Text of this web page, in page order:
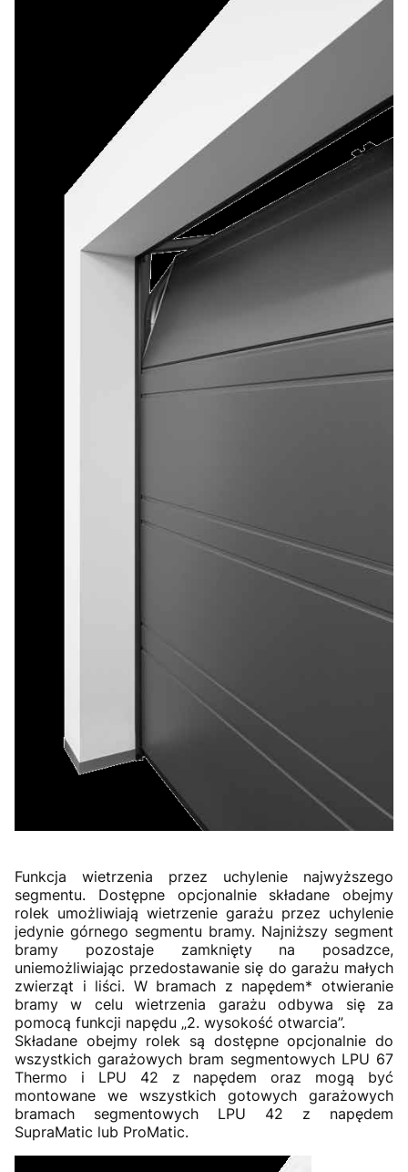
Funkcja wietrzenia przez uchylenie najwyższego
segmentu. Dostępne opcjonalnie składane obejmy
rolek umożliwiają wietrzenie garażu przez uchylenie
jedynie górnego segmentu bramy. Najniższy segment
bramy pozostaje zamknięty na posadzce,
uniemożliwiając przedostawanie się do garażu małych
zwierząt i liści. W bramach z napędem* otwieranie
bramy w celu wietrzenia garażu odbywa się za
pomocą funkcji napędu „2. wysokość otwarcia”.
Składane obejmy rolek są dostępne opcjonalnie do
wszystkich garażowych bram segmentowych LPU 67
Thermo i LPU 42 z napędem oraz mogą być
montowane we wszystkich gotowych garażowych
bramach segmentowych LPU 42 z napędem
SupraMatic lub ProMatic.